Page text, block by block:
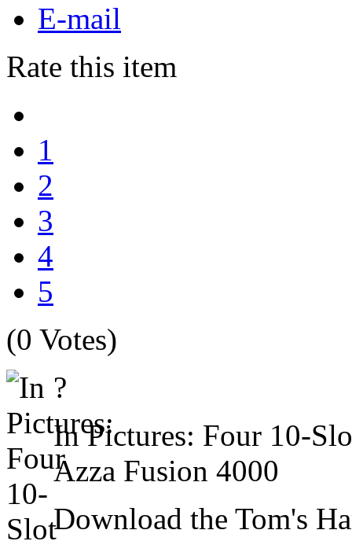
E-mail
Rate this item
1
2
3
4
5
(0 Votes)
?
In Pictures: Four 10-
Azza Fusion 4000
Download the Tom's